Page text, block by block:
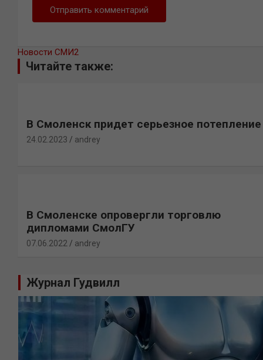
Новости СМИ2
Читайте также:
В Смоленск придет серьезное потепление
24.02.2023 andrey
В Смоленске опровергли торговлю
дипломами СмолГУ
07.06.2022 andrey
Журнал Гудвилл